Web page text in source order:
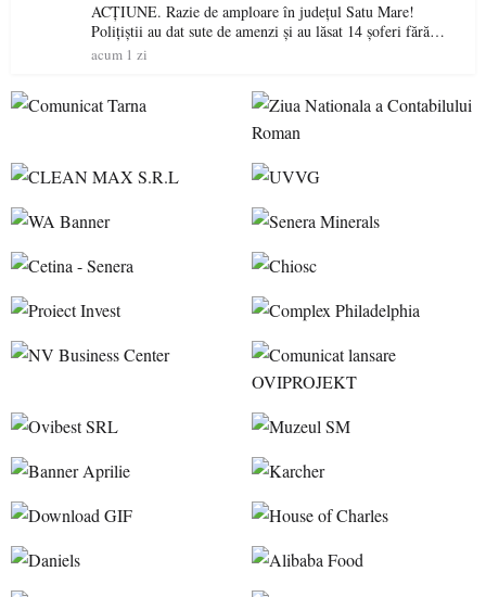
ACȚIUNE. Razie de amploare în județul Satu Mare!
Polițiștii au dat sute de amenzi și au lăsat 14 șoferi fără
permis într-o singură zi
acum 1 zi